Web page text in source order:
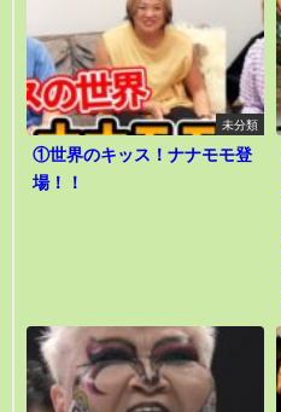
未分類
①世界のキッス！ナナモモ登
場！！